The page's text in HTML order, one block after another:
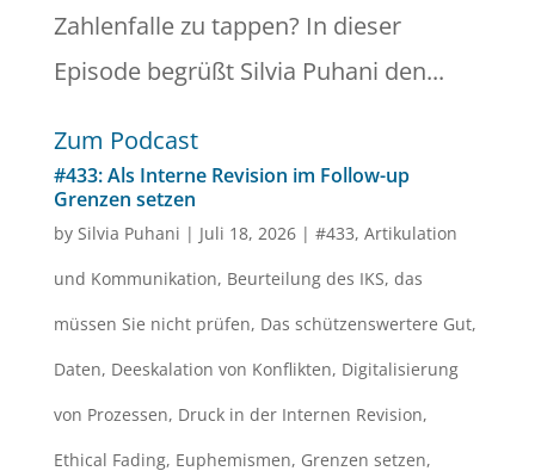
Zahlenfalle zu tappen? In dieser
Episode begrüßt Silvia Puhani den...
Zum Podcast
#433: Als Interne Revision im Follow-up
Grenzen setzen
by Silvia Puhani | Juli 18, 2026| #433, Artikulation
und Kommunikation, Beurteilung des IKS, das
müssen Sie nicht prüfen, Das schützenswertere Gut,
Daten, Deeskalation von Konflikten, Digitalisierung
von Prozessen, Druck in der Internen Revision,
Ethical Fading, Euphemismen, Grenzen setzen,